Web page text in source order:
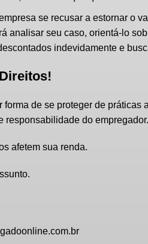
se recusar a estornar o
analisar seu caso, orientá-lo
indevidamente e
de se proteger de
responsabilidade do empregador.
afetem sua renda.